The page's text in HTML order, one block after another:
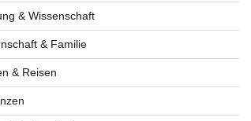
& Wissenschaft
& Familie
& Reisen